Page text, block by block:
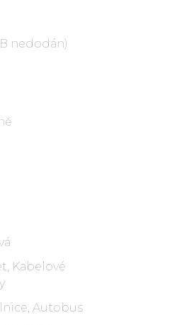
nedodán)
Kabelové
Autobus